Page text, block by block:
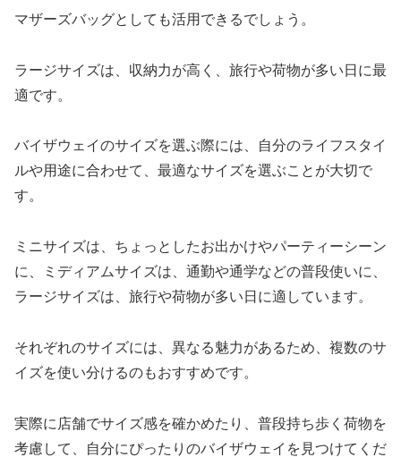
マザーズバッグとしても活用できるでしょう。
ラージサイズは、収納力が高く、旅行や荷物が多い日に最
適です。
バイザウェイのサイズを選ぶ際には、自分のライフスタイ
ルや用途に合わせて、最適なサイズを選ぶことが大切で
す。
ミニサイズは、ちょっとしたお出かけやパーティーシーン
に、ミディアムサイズは、通勤や通学などの普段使いに、
ラージサイズは、旅行や荷物が多い日に適しています。
それぞれのサイズには、異なる魅力があるため、複数のサ
イズを使い分けるのもおすすめです。
実際に店舗でサイズ感を確かめたり、普段持ち歩く荷物を
考慮して、自分にぴったりのバイザウェイを見つけてくだ